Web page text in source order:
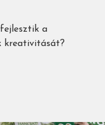
a
kreativitását?